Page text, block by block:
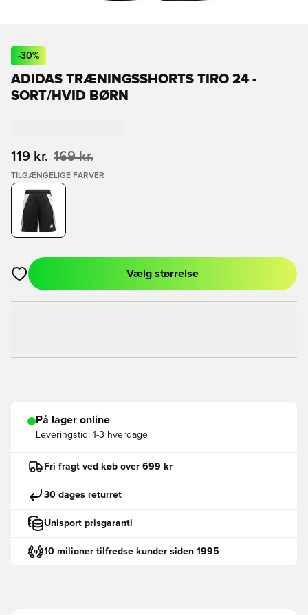
-30%
ADIDAS TRÆNINGSSHORTS TIRO 24 -
SORT/HVID BØRN
119 kr. 169 kr.
TILGÆNGELIGE FARVER
Åbner en Modal til at logge ind eller tilmelde dig som medlem
Vælg størrelse
På lager online
Leveringstid: 1-3 hverdage
Fri fragt ved køb over 699 kr
30 dages returret
Unisport prisgaranti
10 milioner tilfredse kunder siden 1995